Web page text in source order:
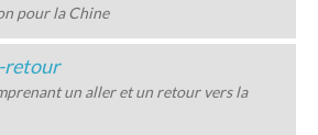
pour la Chine
retour
un aller et un retour vers la